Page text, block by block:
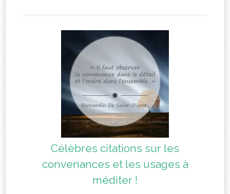
Célèbres citations sur les
convenances et les usages à
méditer !